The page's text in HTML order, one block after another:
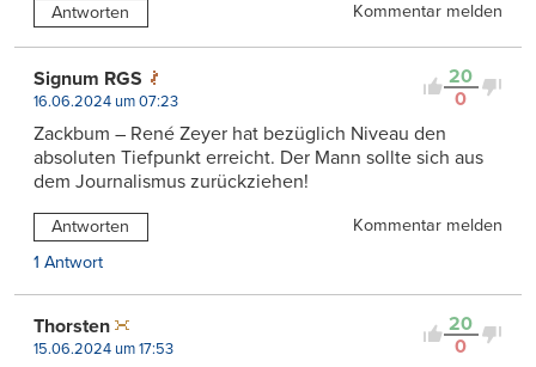
Antworten Kommentar melden
20
0
Signum RGS
16.06.2024 um 07:23
Zackbum – René Zeyer hat bezüglich Niveau den
absoluten Tiefpunkt erreicht. Der Mann sollte sich aus
dem Journalismus zurückziehen!
Antworten
Kommentar melden
1 Antwort
20
0
Thorsten
15.06.2024 um 17:53